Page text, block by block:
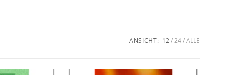
ANSICHT: 12 24 ALLE